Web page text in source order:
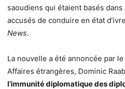
saoudiens qui étaient basés
accusés de conduire en état
News.
La nouvelle a été annoncée par
Affaires étrangères, Dominic
l’immunité diplomatique des